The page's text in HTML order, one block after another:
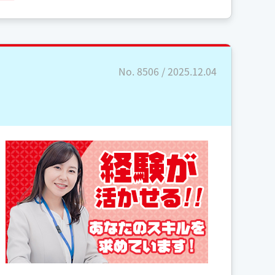
No. 8506 / 2025.12.04